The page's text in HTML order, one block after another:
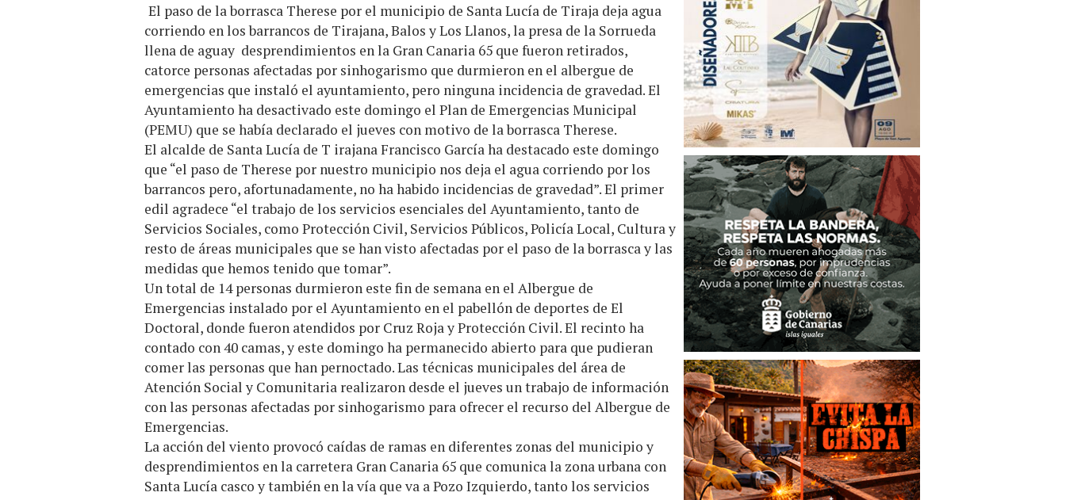
El paso de la borrasca Therese por el municipio de Santa Lucía de Tiraja deja agua
corriendo en los barrancos de Tirajana, Balos y Los Llanos, la presa de la Sorrueda
llena de aguay desprendimientos en la Gran Canaria 65 que fueron retirados,
catorce personas afectadas por sinhogarismo que durmieron en el albergue de
emergencias que instaló el ayuntamiento, pero ninguna incidencia de gravedad. El
Ayuntamiento ha desactivado este domingo el Plan de Emergencias Municipal
(PEMU) que se había declarado el jueves con motivo de la borrasca Therese.
El alcalde de Santa Lucía de T irajana Francisco García ha destacado este domingo
que “el paso de Therese por nuestro municipio nos deja el agua corriendo por los
barrancos pero, afortunadamente, no ha habido incidencias de gravedad”. El primer
edil agradece “el trabajo de los servicios esenciales del Ayuntamiento, tanto de
Servicios Sociales, como Protección Civil, Servicios Públicos, Policía Local, Cultura y
resto de áreas municipales que se han visto afectadas por el paso de la borrasca y las
medidas que hemos tenido que tomar”.
Un total de 14 personas durmieron este fin de semana en el Albergue de
Emergencias instalado por el Ayuntamiento en el pabellón de deportes de El
Doctoral, donde fueron atendidos por Cruz Roja y Protección Civil. El recinto ha
contado con 40 camas, y este domingo ha permanecido abierto para que pudieran
comer las personas que han pernoctado. Las técnicas municipales del área de
Atención Social y Comunitaria realizaron desde el jueves un trabajo de información
con las personas afectadas por sinhogarismo para ofrecer el recurso del Albergue de
Emergencias.
La acción del viento provocó caídas de ramas en diferentes zonas del municipio y
desprendimientos en la carretera Gran Canaria 65 que comunica la zona urbana con
Santa Lucía casco y también en la vía que va a Pozo Izquierdo, tanto los servicios